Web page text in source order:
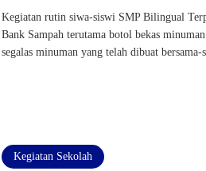
Kegiatan rutin siwa-siswi SMP Bilingual
Bank Sampah terutama botol bekas
segalas minuman yang telah dibuat
Kegiatan Sekolah